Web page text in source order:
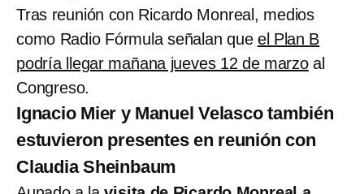
Tras reunión con Ricardo Monreal, medios
como Radio Fórmula señalan que el Plan B
podría llegar mañana jueves 12 de marzoal
Congreso.
Ignacio Mier y Manuel Velasco también
estuvieron presentes en reunión con
Claudia Sheinbaum